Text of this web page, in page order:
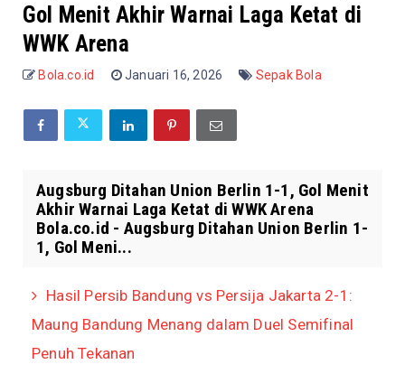
Gol Menit Akhir Warnai Laga Ketat di
WWK Arena
Bola.co.id Januari 16, 2026 Sepak Bola
Augsburg Ditahan Union Berlin 1-1, Gol Menit
Akhir Warnai Laga Ketat di WWK Arena
Bola.co.id - Augsburg Ditahan Union Berlin 1-
1, Gol Meni...
Hasil Persib Bandung vs Persija Jakarta 2-1:
Maung Bandung Menang dalam Duel Semifinal
Penuh Tekanan